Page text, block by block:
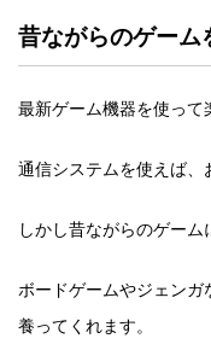
昔ながらのゲーム
最新ゲーム機器を使って
通信システムを使えば、
しかし昔ながらのゲーム
ボードゲームやジェン
養ってくれます。